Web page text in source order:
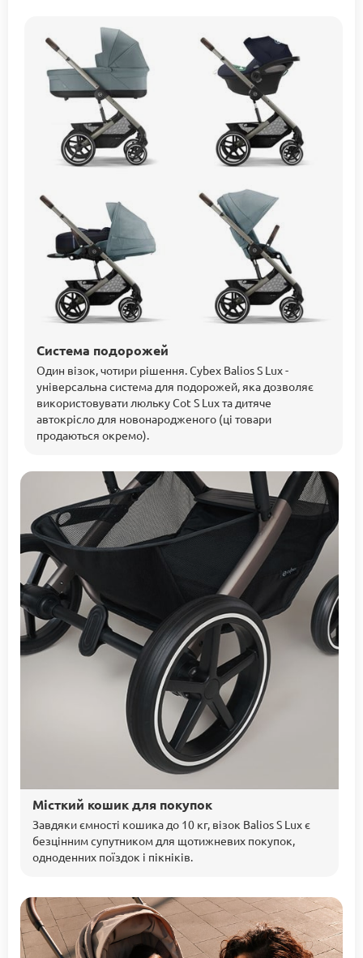
Система подорожей
Один візок, чотири рішення. Cybex Balios S Lux -
універсальна система для подорожей, яка дозволяє
використовувати люльку Cot S Lux та дитяче
автокрісло для новонародженого (ці товари
продаються окремо).
Місткий кошик для покупок
Завдяки ємності кошика до 10 кг, візок Balios S Lux є
безцінним супутником для щотижневих покупок,
одноденних поїздок і пікніків.